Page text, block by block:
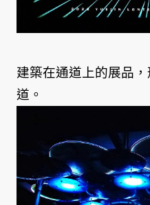
建築在通道上的展品
道。